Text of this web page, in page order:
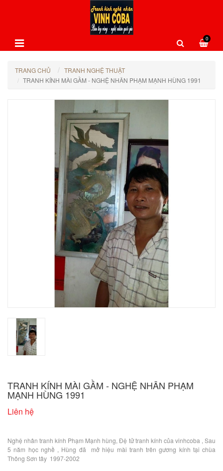
0
TRANG CHỦ
TRANH NGHỆ THUẬT
TRANH KÍNH MÀI GẦM - NGHỆ NHÂN PHẠM MẠNH HÙNG 1991
TRANH KÍNH MÀI GẦM - NGHỆ NHÂN PHẠM
MẠNH HÙNG 1991
Liên hệ
Nghệ nhân tranh kính Phạm Mạnh hùng, Đệ tử tranh kính của vinhcoba , Sau
5 năm học nghề , Hùng đã mở hiệu mài tranh trên gương kính tại chùa
Thông Sơn tây 1997-2002